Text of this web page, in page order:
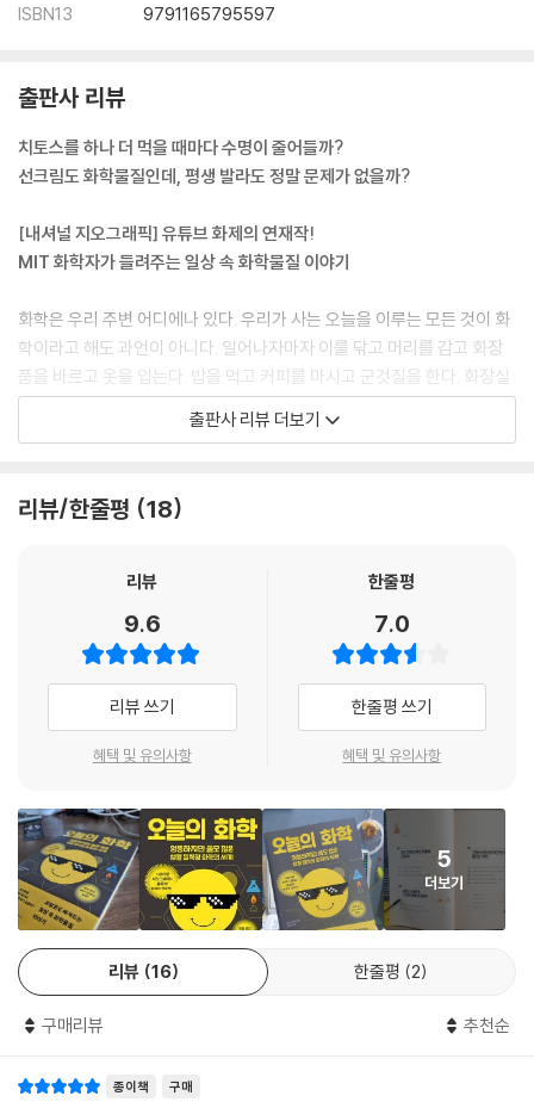
ISBN13
9791165795597
출판사 리뷰
치토스를 하나 더 먹을 때마다 수명이 줄어들까?
선크림도 화학물질인데, 평생 발라도 정말 문제가 없을까?
[내셔널 지오그래픽] 유튜브 화제의 연재작!
MIT 화학자가 들려주는 일상 속 화학물질 이야기
화학은 우리 주변 어디에나 있다. 우리가 사는 오늘을 이루는 모든 것이 화
학이라고 해도 과언이 아니다. 일어나자마자 이를 닦고 머리를 감고 화장
품을 바르고 옷을 입는다. 밥을 먹고 커피를 마시고 군것질을 한다. 화장실
에 들락거리고 수영장이나 헬스장에 가고 영양제를 먹는다. 이 중에 화학
과 관련이 없는 게 있을까?
학(원제: Ingredients)》을 쓴 저자 조지 자이던은 MIT에서 화학을 공부
한다. 뭔가를 녹이고 섞어 신기한 물질을 만들어내거나 마법처럼 신비한
저자는 이것이 바로 화학이라고 생각한다. 어렵고 지루한 학문이 아니라,
신기하고 재미있는 실험의 세계라고 말이다.
우리가 화학을 더 멀게 느끼는 이유 중 하나는, ‘인공적이고 나쁜 것’으로
인식하고 있기 때문이다. 화학물질 하면, 환경을 파괴하는 플라스틱이나
에 해롭다는 부모님 말씀은 많이들 들었을 텐데, 한번 곰곰이 생각해보자.
화학물질이 왜 해로울까? ‘해롭다’는 건 정확히 얼마나 나쁘다는 의미일
까?
가공식품의 대명사인 과자를 떠올려보자(저자는 이 책에서 ‘치토스’를 예
로 들고 있다). 봉지에서 과자를 하나씩 꺼내 먹을 때마다 수명이 몇 분씩
단축되기라도 하는 것일까? 아니면 과자 때문에 암이 생겨서 결국 빨리 죽
게 되는 것일까? 그리고 매체와 피부과는 선크림을 항상 바르도록 권장하
없을까? 애초에 선크림에 표기된 자외선 차단 효과를 믿어도 될까? 한국
질이 들어 있다. 하지만 어디에서는 커피가 심장질환 발병률을 낮춰준다고
출판사 리뷰 더보기
리뷰/한줄평 18
리뷰
9.6
리뷰 쓰기
혜택 및 유의사항
한줄평
7.0
한줄평 쓰기
혜택 및 유의사항
5
더보기
리뷰 16 한줄평 2
구매리뷰 추천순
종이책 구매